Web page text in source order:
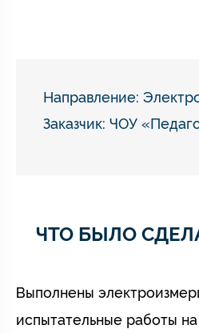
Направление:
Заказчик: ЧОУ
ЧТО БЫЛО
Выполнены
испытательные работы